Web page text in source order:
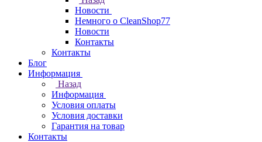
Новости
Немного о CleanShop77
Новости
Контакты
Контакты
Блог
Информация
Назад
Информация
Условия оплаты
Условия доставки
Гарантия на товар
Контакты